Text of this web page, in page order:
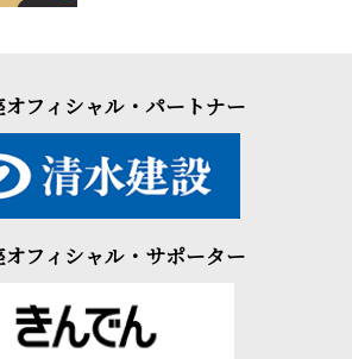
フィシャル・パートナー
フィシャル・サポーター